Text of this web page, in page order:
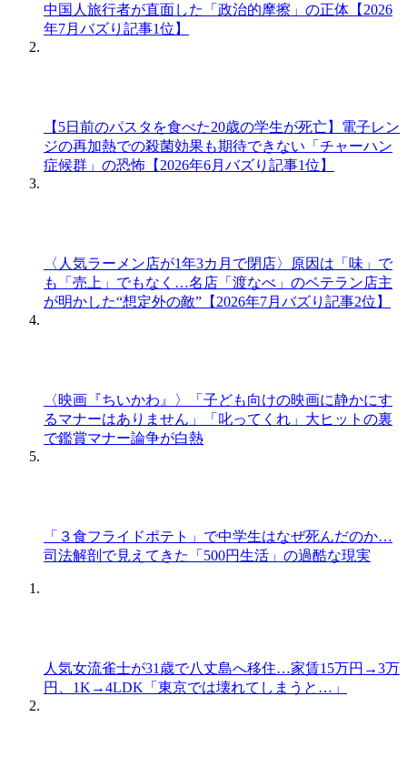
中国人旅行者が直面した「政治的摩擦」の正体【2026
年7月バズり記事1位】
【5日前のパスタを食べた20歳の学生が死亡】電子レン
ジの再加熱での殺菌効果も期待できない「チャーハン
症候群」の恐怖【2026年6月バズり記事1位】
〈人気ラーメン店が1年3カ月で閉店〉原因は「味」で
も「売上」でもなく…名店「渡なべ」のベテラン店主
が明かした“想定外の敵”【2026年7月バズり記事2位】
〈映画『ちいかわ』〉「子ども向けの映画に静かにす
るマナーはありません」「叱ってくれ」大ヒットの裏
で鑑賞マナー論争が白熱
「３食フライドポテト」で中学生はなぜ死んだのか…
司法解剖で見えてきた「500円生活」の過酷な現実
人気女流雀士が31歳で八丈島へ移住…家賃15万円→3万
円、1K→4LDK「東京では壊れてしまうと…」